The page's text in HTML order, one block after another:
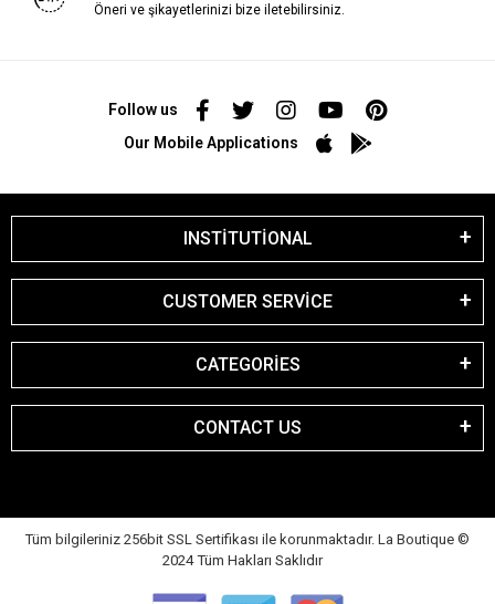
Öneri ve şikayetlerinizi bize iletebilirsiniz.
Follow us
Our Mobile Applications
INSTİTUTİONAL
CUSTOMER SERVİCE
CATEGORİES
CONTACT US
Tüm bilgileriniz 256bit SSL Sertifikası ile korunmaktadır. La Boutique ©
2024 Tüm Hakları Saklıdır